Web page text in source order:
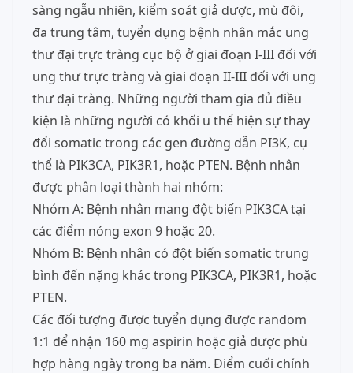
sàng ngẫu nhiên, kiểm soát giả dược, mù đôi,
đa trung tâm, tuyển dụng bệnh nhân mắc ung
thư đại trực tràng cục bộ ở giai đoạn I-III đối với
ung thư trực tràng và giai đoạn II-III đối với ung
thư đại tràng. Những người tham gia đủ điều
kiện là những người có khối u thể hiện sự thay
đổi somatic trong các gen đường dẫn PI3K, cụ
thể là PIK3CA, PIK3R1, hoặc PTEN. Bệnh nhân
được phân loại thành hai nhóm:
Nhóm A: Bệnh nhân mang đột biến PIK3CA tại
các điểm nóng exon 9 hoặc 20.
Nhóm B: Bệnh nhân có đột biến somatic trung
bình đến nặng khác trong PIK3CA, PIK3R1, hoặc
PTEN.
Các đối tượng được tuyển dụng được random
1:1 để nhận 160 mg aspirin hoặc giả dược phù
hợp hàng ngày trong ba năm. Điểm cuối chính